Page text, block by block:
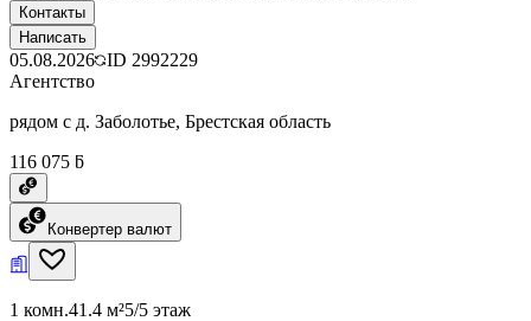
Контакты
Написать
05.08.2026 ID 2992229
Агентство
рядом с д. Заболотье, Брестская область
116 075 ƃ
Конвертер валют
1 комн.41.4 м²5/5 этаж